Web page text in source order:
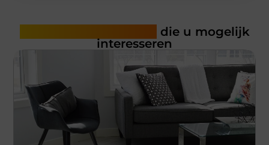
die u mogelijk
interesseren